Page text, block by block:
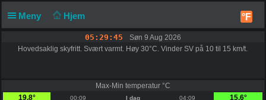
Meny Hjem °F
05:29:45
Søn 9 Aug 2026
Hovedsaklig skyfritt. Svært varmt. Høy 30°C. Vinder SV på 10 til 15 km/t.
Max-Min temperatur °C
19.8°
00:09 I dag 04:09
15.6°